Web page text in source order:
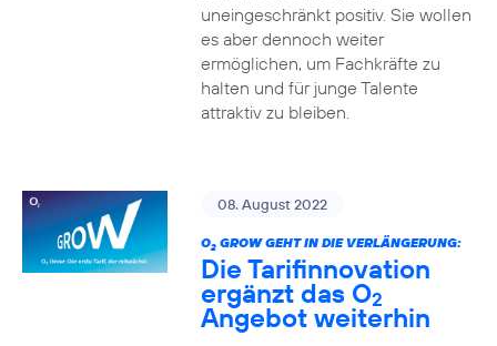
uneingeschränkt positiv. Sie wollen
es aber dennoch weiter
ermöglichen, um Fachkräfte zu
halten und für junge Talente
attraktiv zu bleiben.
08. August 2022
O2GROW GEHT IN DIE VERLÄNGERUNG:
Die Tarifinnovation
ergänzt das O2
Angebot weiterhin